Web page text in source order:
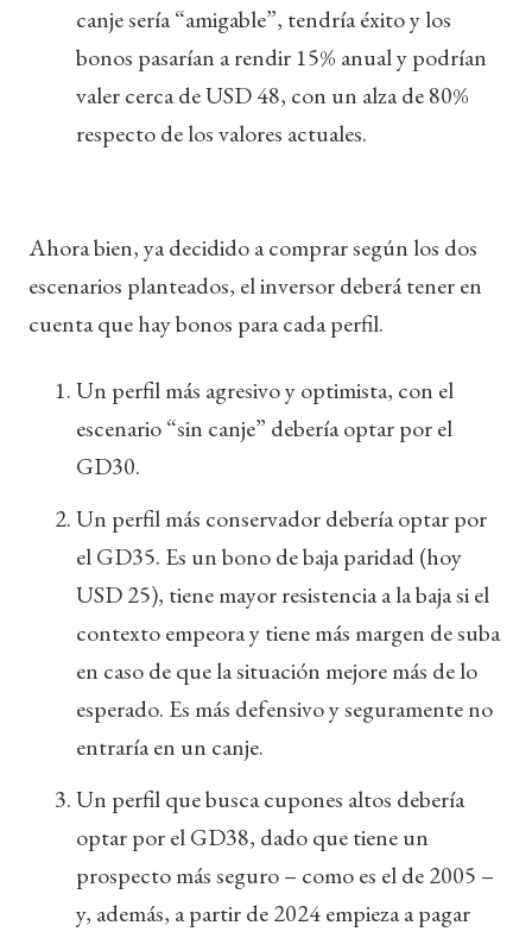
canje sería “amigable”, tendría éxito y los
bonos pasarían a rendir 15% anual y podrían
valer cerca de USD 48, con un alza de 80%
respecto de los valores actuales.
Ahora bien, ya decidido a comprar según los dos
escenarios planteados, el inversor deberá tener en
cuenta que hay bonos para cada perfil.
Un perfil más agresivo y optimista, con el
escenario “sin canje” debería optar por el
GD30.
Un perfil más conservador debería optar por
el GD35. Es un bono de baja paridad (hoy
USD 25), tiene mayor resistencia a la baja si el
contexto empeora y tiene más margen de suba
en caso de que la situación mejore más de lo
esperado. Es más defensivo y seguramente no
entraría en un canje.
Un perfil que busca cupones altos debería
optar por el GD38, dado que tiene un
prospecto más seguro – como es el de 2005 –
y, además, a partir de 2024 empieza a pagar